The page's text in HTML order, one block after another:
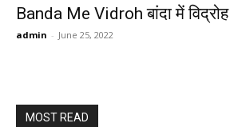
Banda Me Vidroh बांदा में विद्रोह
admin - June 25, 2022
MOST READ